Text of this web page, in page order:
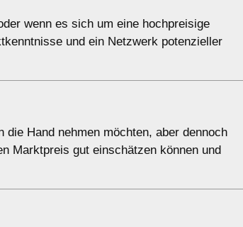
wenn es sich um eine hochpreisige
und ein Netzwerk potenzieller
Hand nehmen möchten, aber dennoch
Marktpreis gut einschätzen können und